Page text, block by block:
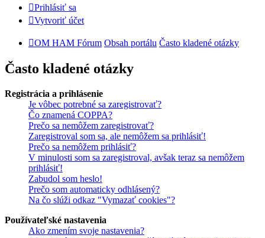
Prihlásiť sa
Vytvoriť účet
OM HAM Fórum Obsah portálu Často kladené otázky
Často kladené otázky
Registrácia a prihlásenie
Je vôbec potrebné sa zaregistrovať?
Čo znamená COPPA?
Prečo sa nemôžem zaregistrovať?
Zaregistroval som sa, ale nemôžem sa prihlásiť!
Prečo sa nemôžem prihlásiť?
V minulosti som sa zaregistroval, avšak teraz sa nemôžem
prihlásiť!
Zabudol som heslo!
Prečo som automaticky odhlásený?
Na čo slúži odkaz "Vymazať cookies"?
Používateľské nastavenia
Ako zmením svoje nastavenia?